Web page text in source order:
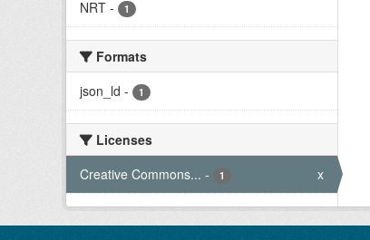
NRT - 1
Formats
json_ld - 1
Licenses
Creative Commons... - 1 x